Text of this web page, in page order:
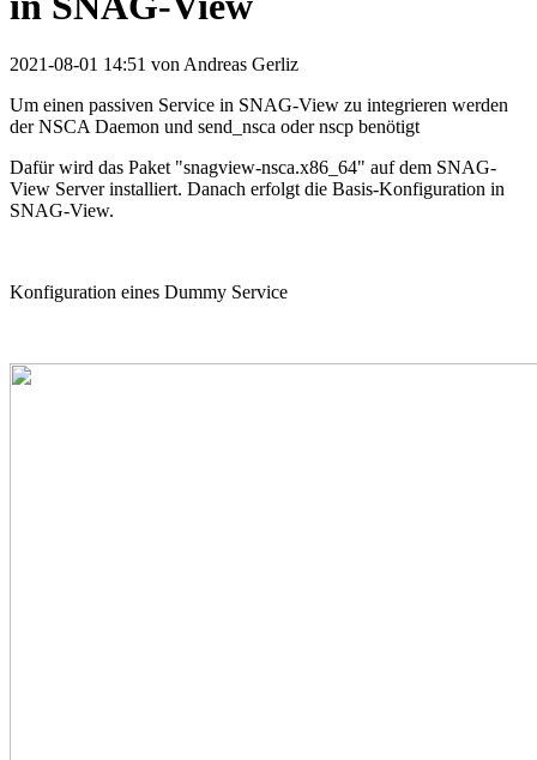
2021-08-01 14:51 von Andreas Gerliz
Um einen passiven Service in SNAG-View zu integrieren werden
der NSCA Daemon und send_nsca oder nscp benötigt
Dafür wird das Paket "snagview-nsca.x86_64" auf dem SNAG-
View Server installiert. Danach erfolgt die Basis-Konfiguration in
SNAG-View.
Konfiguration eines Dummy Service